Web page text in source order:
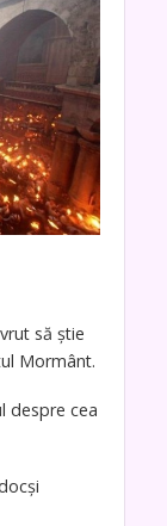
să știe
Mormânt.
despre cea